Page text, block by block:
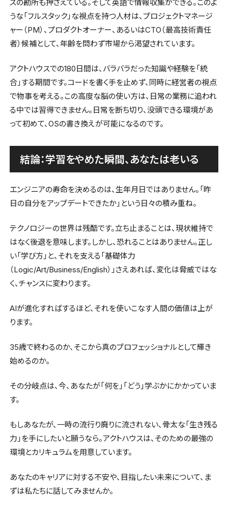
スの勘所も押さえている。そして英語で情報収集ができる。このよ
うな「フルスタック」な視点を持つ人材は、プロジェクトマネージ
ャー（PM）、プロダクトオーナー、あるいはCTO（最高技術責任
者）候補として、年齢を問わず市場から渇望されています。
アクトハウスでの180日間は、バラバラだった知識や経験を「統
合」する期間です。コードを書く手を止めず、同時に経営者の視点
で物事を考える。この高度な脳の使い方は、日常の業務に追われ
る中では習得できません。日常を断ち切り、没頭できる環境があ
って初めて、OSの書き換えが可能になるのです。
結論：学習をやめた瞬間、あなたは老いる
エンジニアの寿命を決めるのは、生年月日ではありません。「昨
日の自分をアップデートできたか」という日々の積み重ね。
テクノロジーの世界は残酷です。立ち止まることは、現状維持で
はなく後退を意味します。しかし、恐れることはありません。正し
い「学び方」と、それを支える「基礎体力
（Logic/Art/Business/English）」さえあれば、変化は脅威ではな
く、チャンスに変わります。
AIが進化すればするほど、それを使いこなす人間の価値は上が
ります。
35歳で終わるのか、そこから真のプロフェッショナルとして輝き
始めるのか。
その分岐点は、今、あなたが「何を」「どう」学ぶかにかかっていま
す。
もしあなたが、一時の流行り廃りに流されない、骨太な「生き残る
力」を手にしたいと願うなら。アクトハウスは、そのための最強の
環境とカリキュラムを用意しています。
あなたのキャリアに対する不安や、目指したい未来について、ま
ずは私たちに話してみませんか。